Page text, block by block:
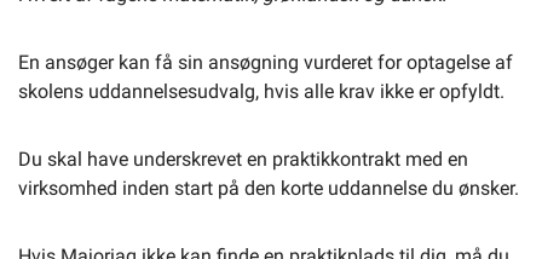
En ansøger kan få sin ansøgning vurderet for optagelse af
skolens uddannelsesudvalg, hvis alle krav ikke er opfyldt.
Du skal have underskrevet en praktikkontrakt med en
virksomhed inden start på den korte uddannelse du ønsker.